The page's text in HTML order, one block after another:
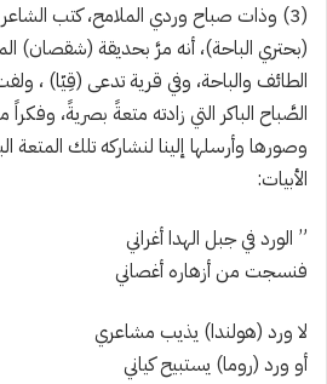
(3) وذات صباح وردي الملامح، كتب
(بحتري الباحة)، أنه مرَّ بحديقة (شقصان)
الطائف والباحة، وفي قرية تدعى (قِيّا) ،
الصَّباح الباكر التي زادته متعةً بصريةً، وفكراً
وصورها وأرسلها إلينا لنشاركه تلك
الأبيات:
” الورد في جبل الهدا أغراني
فنسجت من أزهاره أغصاني
لا ورد (هولندا) يذيب مشاعري
أو ورد (روما) يستبيح كياني